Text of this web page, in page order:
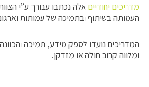
מדריכים יחודיים אלה נכתבו עבורך ע”י
העמותה בשיתוף ובתמיכה של עמותות
המדריכים נועדו לספק מידע, תמיכה
ומלווה קרוב חולה או מזדקן.